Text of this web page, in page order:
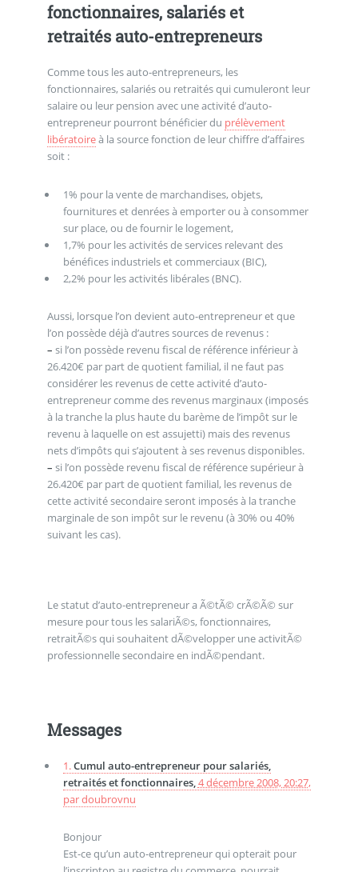
fonctionnaires, salariés et
retraités auto-entrepreneurs
Comme tous les auto-entrepreneurs, les
fonctionnaires, salariés ou retraités qui cumuleront leur
salaire ou leur pension avec une activité d’auto-
entrepreneur pourront bénéficier du prélèvement
libératoireà la source fonction de leur chiffre d’affaires
soit :
1% pour la vente de marchandises, objets,
fournitures et denrées à emporter ou à consommer
sur place, ou de fournir le logement,
1,7% pour les activités de services relevant des
bénéfices industriels et commerciaux (BIC),
2,2% pour les activités libérales (BNC).
Aussi, lorsque l’on devient auto-entrepreneur et que
l’on possède déjà d’autres sources de revenus :
– si l’on possède revenu fiscal de référence inférieur à
26.420€ par part de quotient familial, il ne faut pas
considérer les revenus de cette activité d’auto-
entrepreneur comme des revenus marginaux (imposés
à la tranche la plus haute du barème de l’impôt sur le
revenu à laquelle on est assujetti) mais des revenus
nets d’impôts qui s’ajoutent à ses revenus disponibles.
– si l’on possède revenu fiscal de référence supérieur à
26.420€ par part de quotient familial, les revenus de
cette activité secondaire seront imposés à la tranche
marginale de son impôt sur le revenu (à 30% ou 40%
suivant les cas).
Le statut d’auto-entrepreneur a Ã©tÃ© crÃ©Ã© sur
mesure pour tous les salariÃ©s, fonctionnaires,
retraitÃ©s qui souhaitent dÃ©velopper une activitÃ©
professionnelle secondaire en indÃ©pendant.
Messages
1.Cumul auto-entrepreneur pour salariés,
retraités et fonctionnaires,4 décembre 2008, 20:27,
pardoubrovnu
Bonjour
Est-ce qu’un auto-entrepreneur qui opterait pour